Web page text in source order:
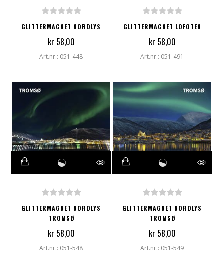
GLITTERMAGNET NORDLYS
kr 58,00
Art.nr.: 051-448
GLITTERMAGNET LOFOTEN
kr 58,00
Art.nr.: 051-491
GLITTERMAGNET NORDLYS
TROMSØ
kr 58,00
Art.nr.: 051-548
GLITTERMAGNET NORDLYS
TROMSØ
kr 58,00
Art.nr.: 051-549